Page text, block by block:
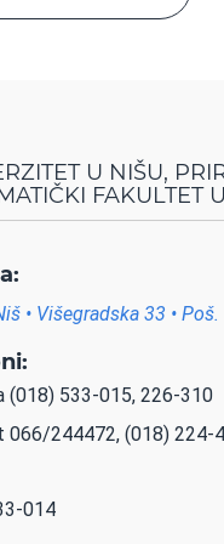
U NIŠU,
FAKULTET
• Višegradska 33 •
(018) 533-015, 226-310
066/244472, (018) 224-
014